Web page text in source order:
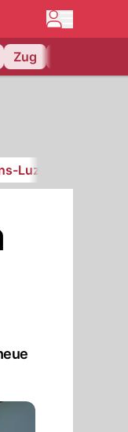
Zug
Luzern